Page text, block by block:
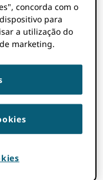
publicação
e
inclui o uso
(como DOIs) e
Em
concorda com o
para
a utilização do
marketing.